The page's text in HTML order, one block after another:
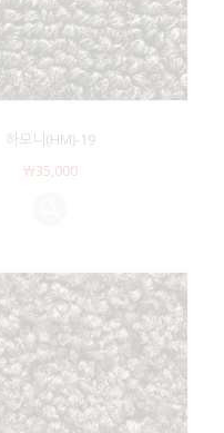
하모니(HM)-19
￦35,000